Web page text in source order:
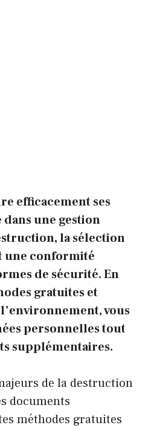
efficacement ses
une gestion
la sélection
une conformité
de sécurité. En
gratuites et
vous
personnelles tout
supplémentaires.
de la destruction
documents
méthodes gratuites